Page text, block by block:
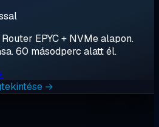
EPYC + NVMe alapon.
60 másodperc alatt él.
→